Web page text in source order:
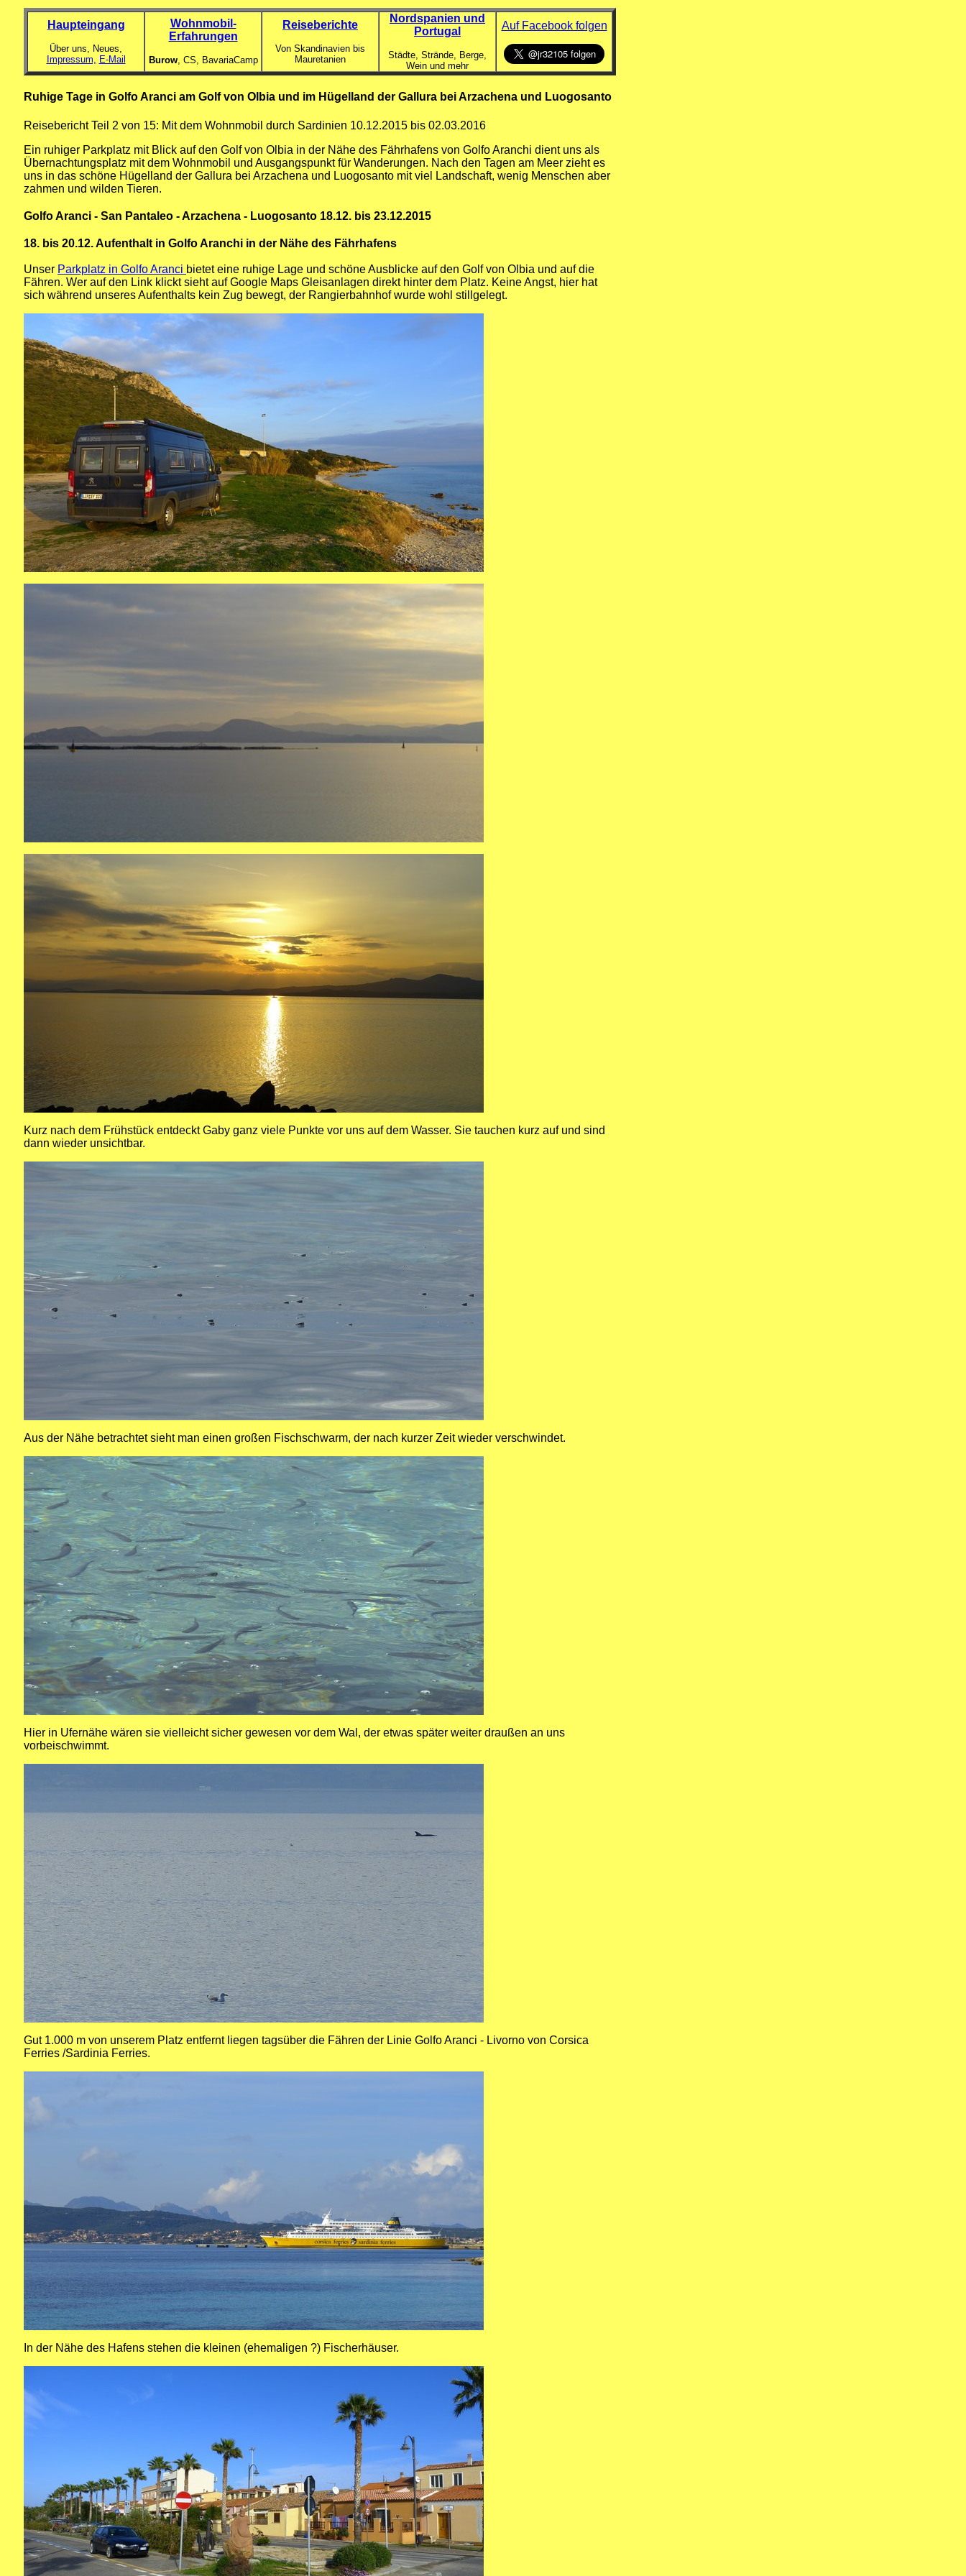
Haupteingang
Über uns, Neues,
Impressum, E-Mail
Wohnmobil-
Erfahrungen
Burow, CS, BavariaCamp
Reiseberichte
Von Skandinavien bis
Mauretanien
Nordspanien und
Portugal
Städte, Strände, Berge,
Wein und mehr
Auf Facebook folgen
Ruhige Tage in Golfo Aranci am Golf von Olbia und im Hügelland der Gallura bei Arzachena und Luogosanto
Reisebericht Teil 2 von 15: Mit dem Wohnmobil durch Sardinien 10.12.2015 bis 02.03.2016
Ein ruhiger Parkplatz mit Blick auf den Golf von Olbia in der Nähe des Fährhafens von Golfo Aranchi dient uns als
Übernachtungsplatz mit dem Wohnmobil und Ausgangspunkt für Wanderungen. Nach den Tagen am Meer zieht es
uns in das schöne Hügelland der Gallura bei Arzachena und Luogosanto mit viel Landschaft, wenig Menschen aber
zahmen und wilden Tieren.
Golfo Aranci - San Pantaleo - Arzachena - Luogosanto 18.12. bis 23.12.2015
18. bis 20.12. Aufenthalt in Golfo Aranchi in der Nähe des Fährhafens
Unser Parkplatz in Golfo Aranci bietet eine ruhige Lage und schöne Ausblicke auf den Golf von Olbia und auf die
Fähren. Wer auf den Link klickt sieht auf Google Maps Gleisanlagen direkt hinter dem Platz. Keine Angst, hier hat
sich während unseres Aufenthalts kein Zug bewegt, der Rangierbahnhof wurde wohl stillgelegt.
Kurz nach dem Frühstück entdeckt Gaby ganz viele Punkte vor uns auf dem Wasser. Sie tauchen kurz auf und sind
dann wieder unsichtbar.
Aus der Nähe betrachtet sieht man einen großen Fischschwarm, der nach kurzer Zeit wieder verschwindet.
Hier in Ufernähe wären sie vielleicht sicher gewesen vor dem Wal, der etwas später weiter draußen an uns
vorbeischwimmt.
Gut 1.000 m von unserem Platz entfernt liegen tagsüber die Fähren der Linie Golfo Aranci - Livorno von Corsica
Ferries /Sardinia Ferries.
In der Nähe des Hafens stehen die kleinen (ehemaligen ?) Fischerhäuser.